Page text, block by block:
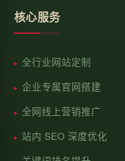
核心服务
全行业网站定制
企业专属官网搭建
全网线上营销推广
站内 SEO 深度优化